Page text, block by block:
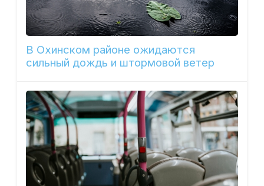
В Охинском районе ожидаются
сильный дождь и штормовой ветер